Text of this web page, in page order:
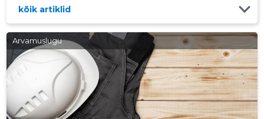
kõik artiklid
Arvamuslugu